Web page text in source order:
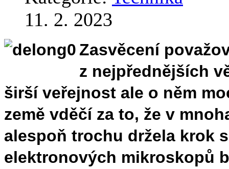
11. 2. 2023
Zasvěcení
z nejpřednějších
širší veřejnost ale o něm
země vděčí za to, že v
alespoň trochu držela krok
elektronových mikroskopů